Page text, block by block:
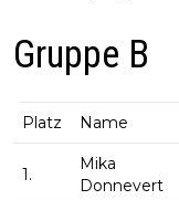
Gruppe B
Platz Name
1.
Mika
Donnevert